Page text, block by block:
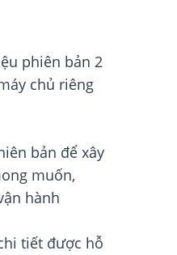
phiên bản 2
chủ riêng
bản để xây
muốn,
hành
tiết được hỗ